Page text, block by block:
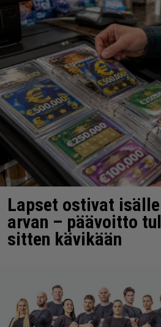
Lapset ostivat
arvan – päävoitto
sitten kävikään